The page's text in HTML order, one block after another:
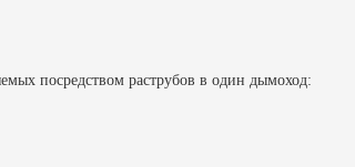
посредством раструбов в один дымоход: